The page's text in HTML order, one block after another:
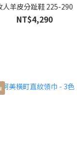
人羊皮分趾鞋 225-290
NT$4,290